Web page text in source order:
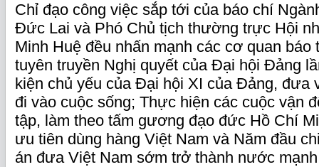
Chỉ đạo công việc sắp tới của báo chí
Đức Lai và Phó Chủ tịch thường trực Hội
Minh Huệ đều nhấn mạnh các cơ quan
tuyên truyền Nghị quyết của Đại hội Đảng
kiện chủ yếu của Đại hội XI của Đảng, đưa
đi vào cuộc sống; Thực hiện các cuộc vận
tập, làm theo tấm gương đạo đức Hồ Chí
ưu tiên dùng hàng Việt Nam và Năm đầu
án đưa Việt Nam sớm trở thành nước